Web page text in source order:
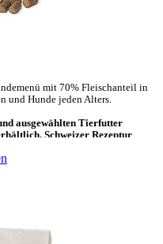
mit 70% Fleisch­anteil in
und Hunde jeden Alters.
ausgewählten Tierfutter
Schweizer Rezeptur
für BARF.